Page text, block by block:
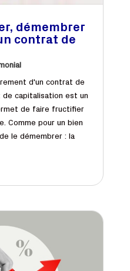
démembrer
contrat de
d'un contrat de
capitalisation est un
de faire fructifier
Comme pour un bien
le démembrer : la